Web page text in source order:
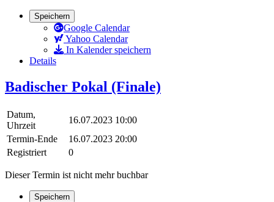
Speichern
Google Calendar
Yahoo Calendar
In Kalender speichern
Details
Badischer Pokal (Finale)
Datum,
Uhrzeit
16.07.2023 10:00
Termin-Ende
16.07.2023 20:00
Registriert
0
Dieser Termin ist nicht mehr buchbar
Speichern